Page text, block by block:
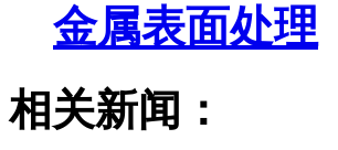
金属表面处理
相关新闻：